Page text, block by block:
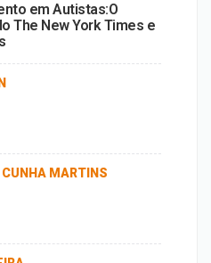
em Autistas:O
The New York Times e
CUNHA MARTINS